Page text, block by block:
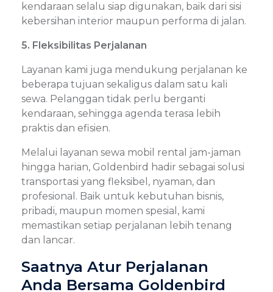
kendaraan selalu siap digunakan, baik dari sisi
kebersihan interior maupun performa di jalan.
5. Fleksibilitas Perjalanan
Layanan kami juga mendukung perjalanan ke
beberapa tujuan sekaligus dalam satu kali
sewa. Pelanggan tidak perlu berganti
kendaraan, sehingga agenda terasa lebih
praktis dan efisien.
Melalui layanan sewa mobil rental jam-jaman
hingga harian, Goldenbird hadir sebagai solusi
transportasi yang fleksibel, nyaman, dan
profesional. Baik untuk kebutuhan bisnis,
pribadi, maupun momen spesial, kami
memastikan setiap perjalanan lebih tenang
dan lancar.
Saatnya Atur Perjalanan
Anda Bersama Goldenbird